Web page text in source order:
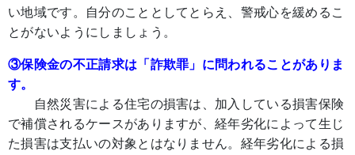
い地域です。自分のこととしてとらえ、警戒心を緩めるこ
とがないようにしましょう。
③保険金の不正請求は「詐欺罪」に問われることがありま
す。
自然災害による住宅の損害は、加入している損害保険
で補償されるケースがありますが、経年劣化によって生じ
た損害は支払いの対象とはなりません。経年劣化による損